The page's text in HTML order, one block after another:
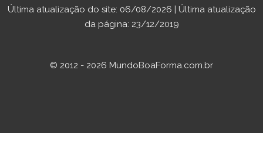
Última atualização do site: 06/08/2026 | Última atualização
da página: 23/12/2019
© 2012 - 2026 MundoBoaForma.com.br